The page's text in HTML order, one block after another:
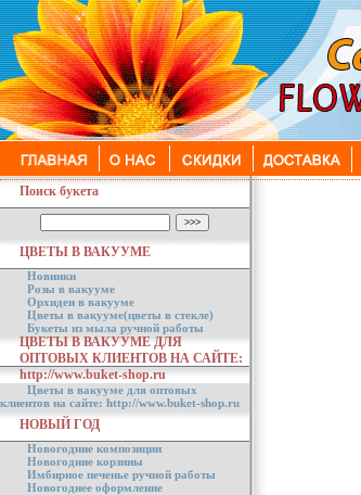
Поиск букета
ЦВЕТЫ В ВАКУУМЕ
Новинки
Розы в вакууме
Орхидеи в вакууме
Цветы в вакууме(цветы в стекле)
Букеты из мыла ручной работы
ЦВЕТЫ В ВАКУУМЕ ДЛЯ
ОПТОВЫХ КЛИЕНТОВ НА САЙТЕ:
http://www.buket-shop.ru
Цветы в вакууме для оптовых
клиентов на сайте: http://www.buket-shop.ru
НОВЫЙ ГОД
Новогодние композиции
Новогодние корзины
Имбирное печенье ручной работы
Новогоднее оформление